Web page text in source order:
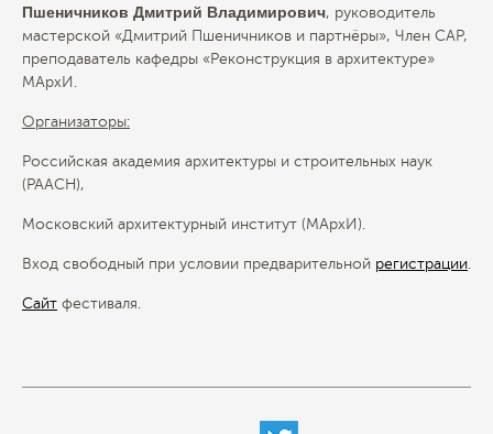
Пшеничников Дмитрий Владимирович, руководитель
мастерской «Дмитрий Пшеничников и партнёры», Член САР,
преподаватель кафедры «Реконструкция в архитектуре»
МАрхИ.
Организаторы:
Российская академия архитектуры и строительных наук
(РААСН),
Московский архитектурный институт (МАрхИ).
Вход свободный при условии предварительной регистрации.
Сайт фестиваля.